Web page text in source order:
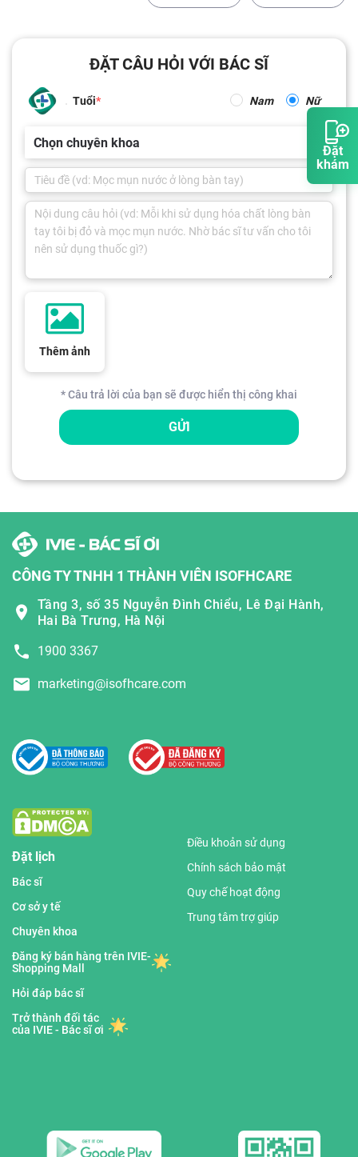
Đặt
khám
ĐẶT CÂU HỎI VỚI BÁC SĨ
Tuổi Nam Nữ
Chọn chuyên khoa
Thêm ảnh
* Câu trả lời của bạn sẽ được hiển thị công khai
GỬI
CÔNG TY TNHH 1 THÀNH VIÊN ISOFHCARE
Tầng 3, số 35 Nguyễn Đình Chiểu, Lê Đại Hành,
Hai Bà Trưng, Hà Nội
1900 3367
marketing@isofhcare.com
Đặt lịch
Bác sĩ
Cơ sở y tế
Chuyên khoa
Đăng ký bán hàng trên IVIE-
Shopping Mall
Hỏi đáp bác sĩ
Trở thành đối tác
của IVIE - Bác sĩ ơi
Điều khoản sử dụng
Chính sách bảo mật
Quy chế hoạt động
Trung tâm trợ giúp